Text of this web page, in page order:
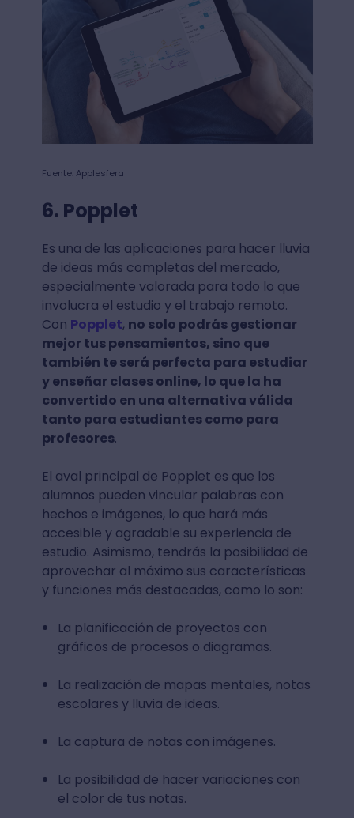
Fuente: Applesfera
6. Popplet
Es una de las aplicaciones para hacer lluvia
de ideas más completas del mercado,
especialmente valorada para todo lo que
involucra el estudio y el trabajo remoto.
Con Popplet, no solo podrás gestionar
mejor tus pensamientos, sino que
también te será perfecta para estudiar
y enseñar clases online, lo que la ha
convertido en una alternativa válida
tanto para estudiantes como para
profesores.
El aval principal de Popplet es que los
alumnos pueden vincular palabras con
hechos e imágenes, lo que hará más
accesible y agradable su experiencia de
estudio. Asimismo, tendrás la posibilidad de
aprovechar al máximo sus características
y funciones más destacadas, como lo son:
La planificación de proyectos con
gráficos de procesos o diagramas.
La realización de mapas mentales, notas
escolares y lluvia de ideas.
La captura de notas con imágenes.
La posibilidad de hacer variaciones con
el color de tus notas.